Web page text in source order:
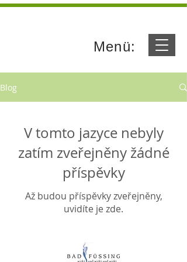
Menü:
Blog
V tomto jazyce nebyly
zatím zveřejněny žádné
příspěvky
Až budou příspěvky zveřejněny,
uvidíte je zde.